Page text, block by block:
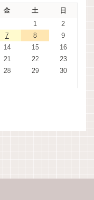
金 土
日
1
2
7 8
9
14 15
16
21 22
23
28 29
30